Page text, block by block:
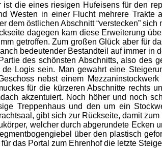
ist die eines riesigen Hufeisens für den
Westen in einer Flucht mehrere Trakte
dem östlichen Abschnitt “verstecken”
dagegen kam diese Erweiterung
getroffen. Zum großen Glück aber für
bedeutender Bestandteil auf immer in
des schönsten Abschnitts, also des
Logis sein. Man gewahrt eine
nebst einem
für die kürzeren Abschnitte rechts
akzentuiert. Noch höher und noch
Treppenhaus und den um ein
gibt sich zur Rückseite, damit
welcher durch abgerundete Ecken
über den plastisch
für das Portal zum Ehrenhof die letzte